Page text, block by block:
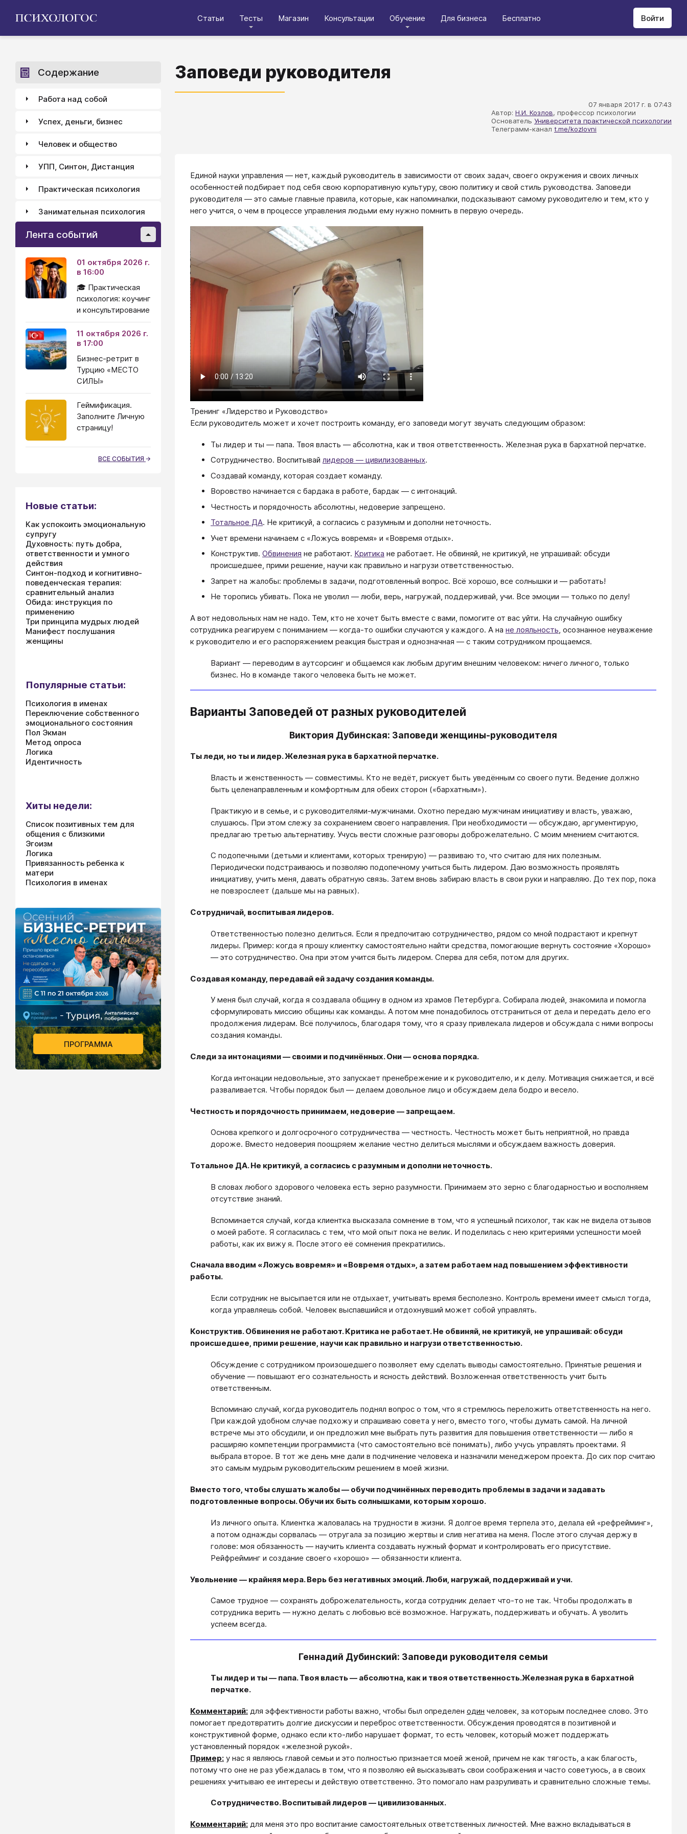
Статьи Тесты Магазин Консультации Обучение Для бизнеса Бесплатно Войти
Заповеди руководителя
07 января 2017 г. в 07:43
Автор: Н.И. Козлов, профессор психологии
Основатель Университета практической психологии
Телеграмм-канал t.me/kozlovni
Единой науки управления — нет, каждый руководитель в зависимости от своих задач, своего окружения и своих личных
особенностей подбирает под себя свою корпоративную культуру, свою политику и свой стиль руководства. Заповеди
руководителя — это самые главные правила, которые, как напоминалки, подсказывают самому руководителю и тем, кто у
него учится, о чем в процессе управления людьми ему нужно помнить в первую очередь.
Тренинг «Лидерство и Руководство»
Если руководитель может и хочет построить команду, его заповеди могут звучать следующим образом:
Ты лидер и ты — папа. Твоя власть — абсолютна, как и твоя ответственность. Железная рука в бархатной перчатке.
Сотрудничество. Воспитывай лидеров — цивилизованных.
Создавай команду, которая создает команду.
Воровство начинается с бардака в работе, бардак — с интонаций.
Честность и порядочность абсолютны, недоверие запрещено.
Тотальное ДА. Не критикуй, а согласись с разумным и дополни неточность.
Учет времени начинаем с «Ложусь вовремя» и «Вовремя отдых».
Конструктив. Обвинения не работают. Критика не работает. Не обвиняй, не критикуй, не упрашивай: обсуди
происшедшее, прими решение, научи как правильно и нагрузи ответственностью.
Запрет на жалобы: проблемы в задачи, подготовленный вопрос. Всё хорошо, все солнышки и — работать!
Не торопись убивать. Пока не уволил — люби, верь, нагружай, поддерживай, учи. Все эмоции — только по делу!
А вот недовольных нам не надо. Тем, кто не хочет быть вместе с вами, помогите от вас уйти. На случайную ошибку
сотрудника реагируем с пониманием — когда-то ошибки случаются у каждого. А на не лояльность , осознанное неуважение
к руководителю и его распоряжением реакция быстрая и однозначная — с таким сотрудником прощаемся.
Вариант — переводим в аутсорсинг и общаемся как любым другим внешним человеком: ничего личного, только
бизнес. Но в команде такого человека быть не может.
Варианты Заповедей от разных руководителей
Виктория Дубинская: Заповеди женщины-руководителя
Ты леди, но ты и лидер. Железная рука в бархатной перчатке.
Власть и женственность — совместимы. Кто не ведёт, рискует быть уведённым со своего пути. Ведение должно
быть целенаправленным и комфортным для обеих сторон («бархатным»).
Практикую и в семье, и с руководителями-мужчинами. Охотно передаю мужчинам инициативу и власть, уважаю,
слушаюсь. При этом слежу за сохранением своего направления. При необходимости — обсуждаю, аргументирую,
предлагаю третью альтернативу. Учусь вести сложные разговоры доброжелательно. С моим мнением считаются.
С подопечными (детьми и клиентами, которых тренирую) — развиваю то, что считаю для них полезным.
Периодически подстраиваюсь и позволяю подопечному учиться быть лидером. Даю возможность проявлять
инициативу, учить меня, давать обратную связь. Затем вновь забираю власть в свои руки и направляю. До тех пор, пока
не повзрослеет (дальше мы на равных).
Сотрудничай, воспитывая лидеров.
Ответственностью полезно делиться. Если я предпочитаю сотрудничество, рядом со мной подрастают и крепнут
лидеры. Пример: когда я прошу клиентку самостоятельно найти средства, помогающие вернуть состояние «Хорошо»
— это сотрудничество. Она при этом учится быть лидером. Сперва для себя, потом для других.
Создавая команду, передавай ей задачу создания команды.
У меня был случай, когда я создавала общину в одном из храмов Петербурга. Собирала людей, знакомила и помогла
сформулировать миссию общины как команды. А потом мне понадобилось отстраниться от дела и передать дело его
продолжения лидерам. Всё получилось, благодаря тому, что я сразу привлекала лидеров и обсуждала с ними вопросы
создания команды.
Следи за интонациями — своими и подчинённых. Они — основа порядка.
Когда интонации недовольные, это запускает пренебрежение и к руководителю, и к делу. Мотивация снижается, и всё
разваливается. Чтобы порядок был — делаем довольное лицо и обсуждаем дела бодро и весело.
Честность и порядочность принимаем, недоверие — запрещаем.
Основа крепкого и долгосрочного сотрудничества — честность. Честность может быть неприятной, но правда
дороже. Вместо недоверия поощряем желание честно делиться мыслями и обсуждаем важность доверия.
Тотальное ДА. Не критикуй, а согласись с разумным и дополни неточность.
В словах любого здорового человека есть зерно разумности. Принимаем это зерно с благодарностью и восполняем
отсутствие знаний.
Вспоминается случай, когда клиентка высказала сомнение в том, что я успешный психолог, так как не видела отзывов
о моей работе. Я согласилась с тем, что мой опыт пока не велик. И поделилась с нею критериями успешности моей
работы, как их вижу я. После этого её сомнения прекратились.
Сначала вводим «Ложусь вовремя» и «Вовремя отдых», а затем работаем над повышением эффективности
работы.
Если сотрудник не высыпается или не отдыхает, учитывать время бесполезно. Контроль времени имеет смысл тогда,
когда управляешь собой. Человек выспавшийся и отдохнувший может собой управлять.
Конструктив. Обвинения не работают. Критика не работает. Не обвиняй, не критикуй, не упрашивай: обсуди
происшедшее, прими решение, научи как правильно и нагрузи ответственностью.
Обсуждение с сотрудником произошедшего позволяет ему сделать выводы самостоятельно. Принятые решения и
обучение — повышают его сознательность и ясность действий. Возложенная ответственность учит быть
ответственным.
Вспоминаю случай, когда руководитель поднял вопрос о том, что я стремлюсь переложить ответственность на него.
При каждой удобном случае подхожу и спрашиваю совета у него, вместо того, чтобы думать самой. На личной
встрече мы это обсудили, и он предложил мне выбрать путь развития для повышения ответственности — либо я
расширяю компетенции программиста (что самостоятельно всё понимать), либо учусь управлять проектами. Я
выбрала второе. В тот же день мне дали в подчинение человека и назначили менеджером проекта. До сих пор считаю
это самым мудрым руководительским решением в моей жизни.
Вместо того, чтобы слушать жалобы — обучи подчинённых переводить проблемы в задачи и задавать
подготовленные вопросы. Обучи их быть солнышками, которым хорошо.
Из личного опыта. Клиентка жаловалась на трудности в жизни. Я долгое время терпела это, делала ей «рефрейминг»,
а потом однажды сорвалась — отругала за позицию жертвы и слив негатива на меня. После этого случая держу в
голове: моя обязанность — научить клиента создавать нужный формат и контролировать его присутствие.
Рейфрейминг и создание своего «хорошо» — обязанности клиента.
Увольнение — крайняя мера. Верь без негативных эмоций. Люби, нагружай, поддерживай и учи.
Самое трудное — сохранять доброжелательность, когда сотрудник делает что-то не так. Чтобы продолжать в
сотрудника верить — нужно делать с любовью всё возможное. Нагружать, поддерживать и обучать. А уволить
успеем всегда.
Геннадий Дубинский: Заповеди руководителя семьи
Ты лидер и ты — папа. Твоя власть — абсолютна, как и твоя ответственность.Железная рука в бархатной
перчатке.
Комментарий: для эффективности работы важно, чтобы был определен один человек, за которым последнее слово. Это
помогает предотвратить долгие дискуссии и переброс ответственности. Обсуждения проводятся в позитивной и
конструктивной форме, однако если кто-либо нарушает формат, то есть человек, который может поддержать
установленный порядок «железной рукой».
Пример: у нас я являюсь главой семьи и это полностью признается моей женой, причем не как тягость, а как благость,
потому что оне не раз убеждалась в том, что я позволяю ей высказывать свои соображения и часто советуюсь, а в своих
решениях учитываю ее интересы и действую ответственно. Это помогало нам разруливать и сравнительно сложные темы.
Сотрудничество. Воспитывай лидеров — цивилизованных.
Комментарий: для меня это про воспитание самостоятельных ответственных личностей. Мне важно вкладываться в
Содержание
Работа над собой
Успех, деньги, бизнес
Человек и общество
УПП, Синтон, Дистанция
Практическая психология
Занимательная психология
Лента событий
01 октября 2026 г.
в 16:00
🎓 Практическая
психология: коучинг
и консультирование
11 октября 2026 г.
в 17:00
Бизнес-ретрит в
Турцию «МЕСТО
СИЛЫ»
Геймификация.
Заполните Личную
страницу!
ВСЕ СОБЫТИЯ
Новые статьи:
Как успокоить эмоциональную
супругу
Духовность: путь добра,
ответственности и умного
действия
Синтон-подход и когнитивно-
поведенческая терапия:
сравнительный анализ
Обида: инструкция по
применению
Три принципа мудрых людей
Манифест послушания
женщины
Популярные статьи:
Психология в именах
Переключение собственного
эмоционального состояния
Пол Экман
Метод опроса
Логика
Идентичность
Хиты недели:
Список позитивных тем для
общения с близкими
Эгоизм
Логика
Привязанность ребенка к
матери
Психология в именах
ПРОГРАММА